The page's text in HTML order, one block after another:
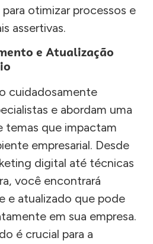
otimizar processos e
assertivas.
e Atualização
cuidadosamente
e abordam uma
temas que impactam
empresarial. Desde
digital até técnicas
você encontrará
e atualizado que pode
em sua empresa.
é crucial para a